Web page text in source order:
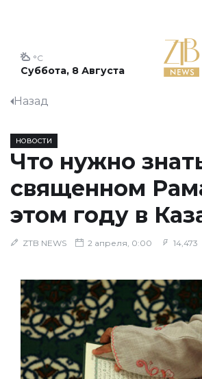
Суббота, 8 Августа
°C
Назад
НОВОСТИ
Что нужно
священном
этом году в
ZTB NEWS 2 апреля, 0:00 14,473